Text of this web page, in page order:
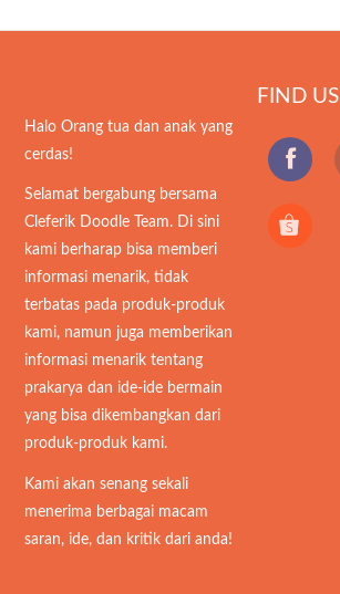
Halo Orang tua dan anak yang
cerdas!
Selamat bergabung bersama
Cleferik Doodle Team. Di sini
kami berharap bisa memberi
informasi menarik, tidak
terbatas pada produk-produk
kami, namun juga memberikan
informasi menarik tentang
prakarya dan ide-ide bermain
yang bisa dikembangkan dari
produk-produk kami.
Kami akan senang sekali
menerima berbagai macam
saran, ide, dan kritik dari anda!
FIND US